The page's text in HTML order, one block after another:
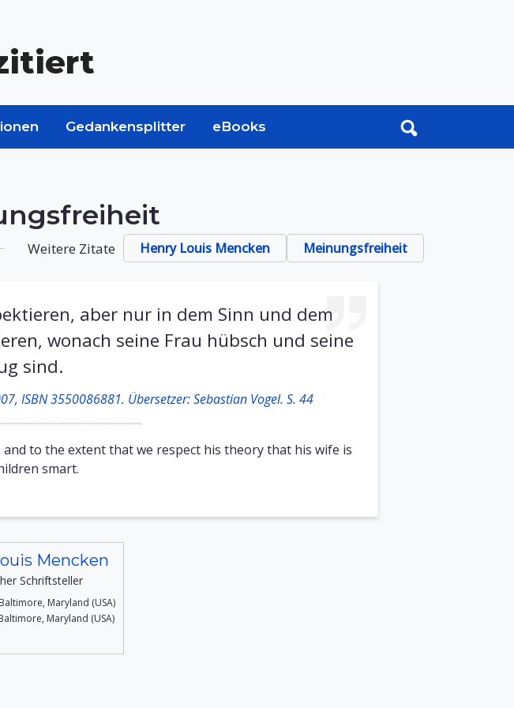
Gedankensplitter eBooks
Weitere Zitate Henry Louis Mencken Meinungsfreiheit
aber nur in dem Sinn und dem
wonach seine Frau hübsch und seine
sind.
ISBN 3550086881. Übersetzer: Sebastian Vogel. S. 44
to the extent that we respect his theory that his wife is
smart.
Mencken
Schriftsteller
Maryland (USA)
Maryland (USA)